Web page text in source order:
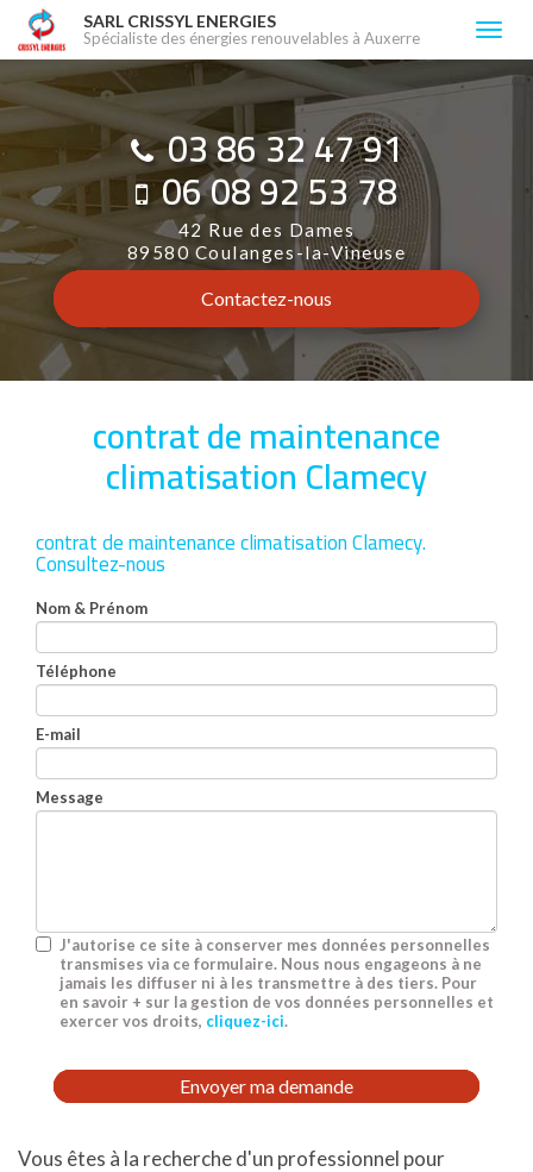
Aller
au
contenu
principal
SARL CRISSYL ENERGIES
Spécialiste des énergies renouvelables à Auxerre
03 86 32 47 91
06 08 92 53 78
42 Rue des Dames
89580 Coulanges-la-Vineuse
Contactez-nous
contrat de maintenance
climatisation Clamecy
contrat de maintenance climatisation Clamecy.
Consultez-nous
Nom & Prénom
Téléphone
E-mail
Message
J'autorise ce site à conserver mes données personnelles
transmises via ce formulaire. Nous nous engageons à ne
jamais les diffuser ni à les transmettre à des tiers. Pour
en savoir + sur la gestion de vos données personnelles et
exercer vos droits, cliquez-ici.
RGPD
Envoyer ma demande
Vous êtes à la recherche d'un professionnel pour